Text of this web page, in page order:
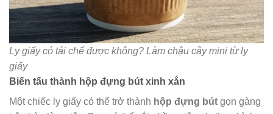
Ly giấy có tái chế được không? Làm chậu cây mini từ ly
giấy
Biến tấu thành hộp đựng bút xinh xắn
Một chiếc ly giấy có thể trở thành hộp đựng bút gọn gàng